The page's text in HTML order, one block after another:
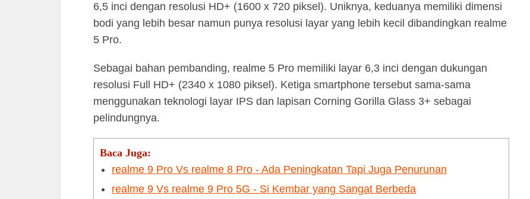
6,5 inci dengan resolusi HD+ (1600 x 720 piksel). Uniknya, keduanya memiliki dimensi
bodi yang lebih besar namun punya resolusi layar yang lebih kecil dibandingkan realme
5 Pro.
Sebagai bahan pembanding, realme 5 Pro memiliki layar 6,3 inci dengan dukungan
resolusi Full HD+ (2340 x 1080 piksel). Ketiga smartphone tersebut sama-sama
menggunakan teknologi layar IPS dan lapisan Corning Gorilla Glass 3+ sebagai
pelindungnya.
Baca Juga:
realme 9 Pro Vs realme 8 Pro - Ada Peningkatan Tapi Juga Penurunan
realme 9 Vs realme 9 Pro 5G - Si Kembar yang Sangat Berbeda